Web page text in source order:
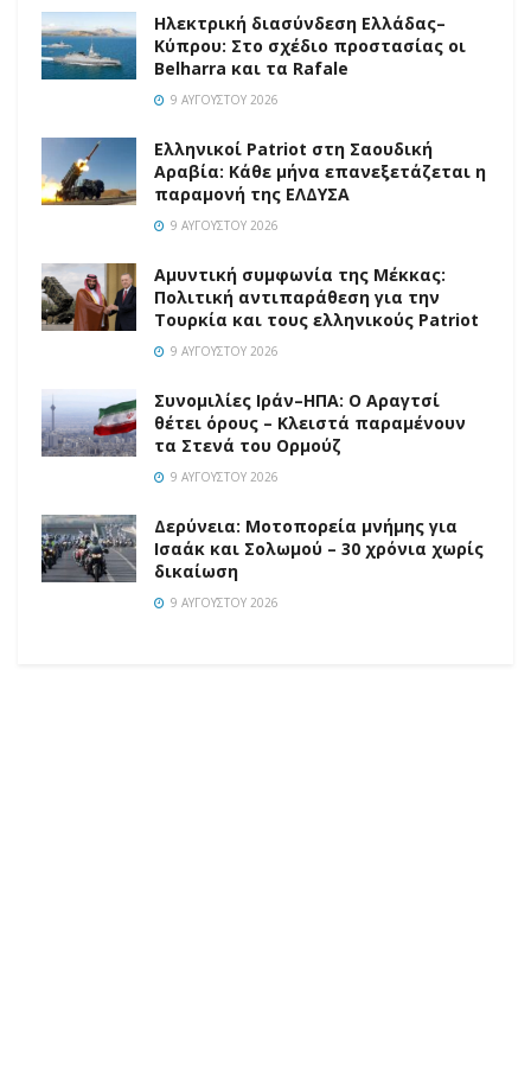
Ηλεκτρική διασύνδεση Ελλάδας–
Κύπρου: Στο σχέδιο προστασίας οι
Belharra και τα Rafale
9 ΑΥΓΟΎΣΤΟΥ 2026
Ελληνικοί Patriot στη Σαουδική
Αραβία: Κάθε μήνα επανεξετάζεται η
παραμονή της ΕΛΔΥΣΑ
9 ΑΥΓΟΎΣΤΟΥ 2026
Αμυντική συμφωνία της Μέκκας:
Πολιτική αντιπαράθεση για την
Τουρκία και τους ελληνικούς Patriot
9 ΑΥΓΟΎΣΤΟΥ 2026
Συνομιλίες Ιράν–ΗΠΑ: Ο Αραγτσί
θέτει όρους – Κλειστά παραμένουν
τα Στενά του Ορμούζ
9 ΑΥΓΟΎΣΤΟΥ 2026
Δερύνεια: Μοτοπορεία μνήμης για
Ισαάκ και Σολωμού – 30 χρόνια χωρίς
δικαίωση
9 ΑΥΓΟΎΣΤΟΥ 2026